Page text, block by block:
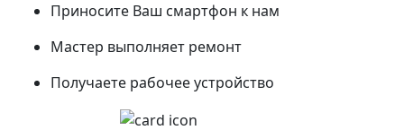
Приносите Ваш смартфон к нам
Мастер выполняет ремонт
Получаете рабочее устройство